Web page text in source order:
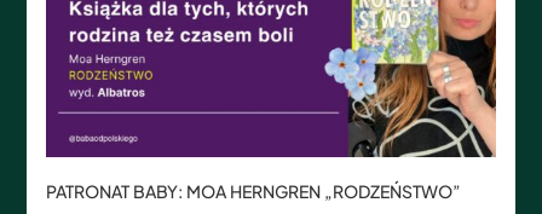
PATRONAT BABY: MOA HERNGREN „RODZEŃSTWO”